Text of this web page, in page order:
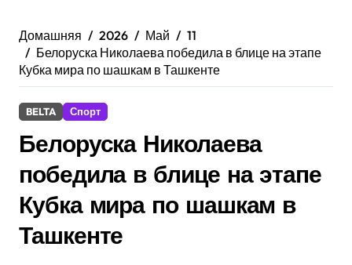
Домашняя 2026 Май
11
Белоруска Николаева победила в блице на этапе
Кубка мира по шашкам в Ташкенте
BELTA Спорт
Белоруска Николаева
победила в блице на этапе
Кубка мира по шашкам в
Ташкенте